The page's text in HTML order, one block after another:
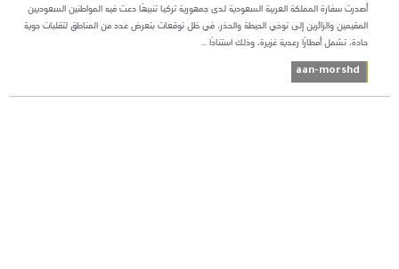
أصدرت سفارة المملكة العربية السعودية لدى جمهورية تركيا تنبيهًا دعت فيه المواطنين السعوديين
المقيمين والزائرين إلى توخي الحيطة والحذر، في ظل توقعات بتعرض عدد من المناطق لتقلبات جوية
حادة، تشمل أمطارًا رعدية غزيرة، وذلك استنادًا ...
aan-morshd